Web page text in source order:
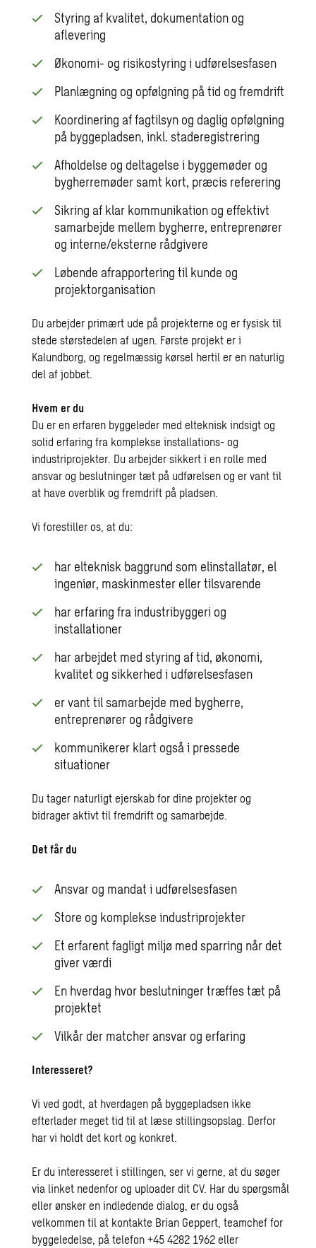
Styring af kvalitet, dokumentation og
aflevering
Økonomi- og risikostyring i udførelsesfasen
Planlægning og opfølgning på tid og fremdrift
Koordinering af fagtilsyn og daglig opfølgning
på byggepladsen, inkl. staderegistrering
Afholdelse og deltagelse i byggemøder og
bygherremøder samt kort, præcis referering
Sikring af klar kommunikation og effektivt
samarbejde mellem bygherre, entreprenører
og interne/eksterne rådgivere
Løbende afrapportering til kunde og
projektorganisation
Du arbejder primært ude på projekterne og er fysisk til
stede størstedelen af ugen. Første projekt er i
Kalundborg, og regelmæssig kørsel hertil er en naturlig
del af jobbet.
Hvem er du
Du er en erfaren byggeleder med elteknisk indsigt og
solid erfaring fra komplekse installations- og
industriprojekter. Du arbejder sikkert i en rolle med
ansvar og beslutninger tæt på udførelsen og er vant til
at have overblik og fremdrift på pladsen.
Vi forestiller os, at du:
har elteknisk baggrund som elinstallatør, el
ingeniør, maskinmester eller tilsvarende
har erfaring fra industribyggeri og
installationer
har arbejdet med styring af tid, økonomi,
kvalitet og sikkerhed i udførelsesfasen
er vant til samarbejde med bygherre,
entreprenører og rådgivere
kommunikerer klart også i pressede
situationer
Du tager naturligt ejerskab for dine projekter og
bidrager aktivt til fremdrift og samarbejde.
Det får du
Ansvar og mandat i udførelsesfasen
Store og komplekse industriprojekter
Et erfarent fagligt miljø med sparring når det
giver værdi
En hverdag hvor beslutninger træffes tæt på
projektet
Vilkår der matcher ansvar og erfaring
Interesseret?
Vi ved godt, at hverdagen på byggepladsen ikke
efterlader meget tid til at læse stillingsopslag. Derfor
har vi holdt det kort og konkret.
Er du interesseret i stillingen, ser vi gerne, at du søger
via linket nedenfor og uploader dit CV. Har du spørgsmål
eller ønsker en indledende dialog, er du også
velkommen til at kontakte Brian Geppert, teamchef for
byggeledelse, på telefon +45 4282 1962 eller